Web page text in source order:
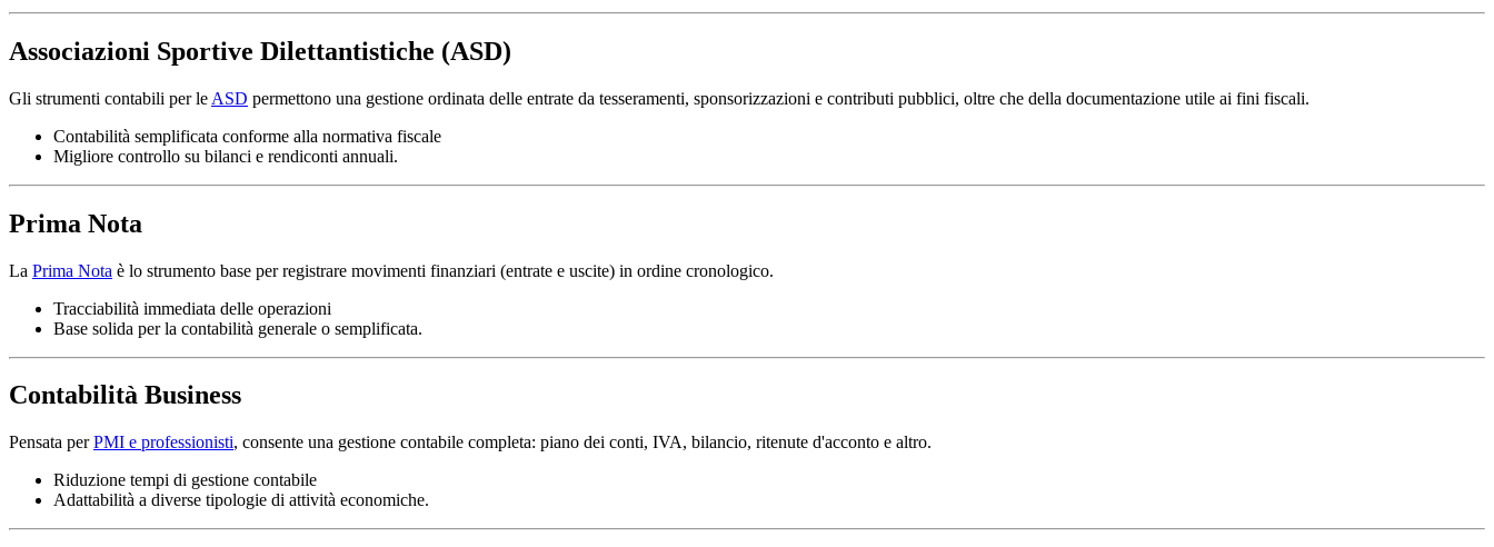
Associazioni Sportive Dilettantistiche (ASD)
Gli strumenti contabili per le ASD permettono una gestione ordinata delle entrate da tesseramenti, sponsorizzazioni e contributi pubblici, oltre che della documentazione utile ai fini fiscali.
Contabilità semplificata conforme alla normativa fiscale
Migliore controllo su bilanci e rendiconti annuali.
Prima Nota
La Prima Nota è lo strumento base per registrare movimenti finanziari (entrate e uscite) in ordine cronologico.
Tracciabilità immediata delle operazioni
Base solida per la contabilità generale o semplificata.
Contabilità Business
Pensata perPMI e professionisti, consente una gestione contabile completa: piano dei conti, IVA, bilancio, ritenute d'acconto e altro.
Riduzione tempi di gestione contabile
Adattabilità a diverse tipologie di attività economiche.